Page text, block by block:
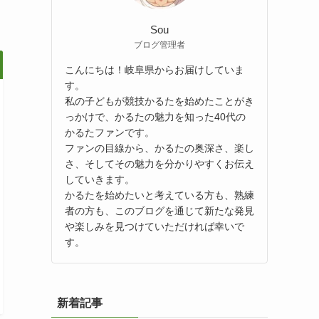
Sou
ブログ管理者
こんにちは！岐阜県からお届けしていま
す。
私の子どもが競技かるたを始めたことがき
っかけで、かるたの魅力を知った40代の
かるたファンです。
ファンの目線から、かるたの奥深さ、楽し
さ、そしてその魅力を分かりやすくお伝え
していきます。
かるたを始めたいと考えている方も、熟練
者の方も、このブログを通じて新たな発見
や楽しみを見つけていただければ幸いで
す。
新着記事